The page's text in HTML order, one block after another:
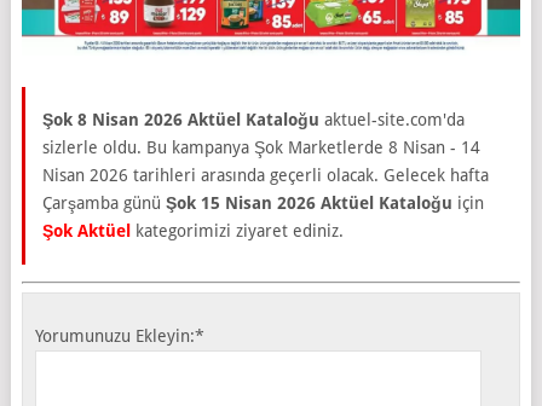
Şok 8 Nisan 2026 Aktüel Kataloğu aktuel-site.com'da
sizlerle oldu. Bu kampanya Şok Marketlerde 8 Nisan - 14
Nisan 2026 tarihleri arasında geçerli olacak. Gelecek hafta
Çarşamba günü Şok 15 Nisan 2026 Aktüel Kataloğu için
Şok Aktüel
kategorimizi ziyaret ediniz.
Yorumunuzu Ekleyin:*